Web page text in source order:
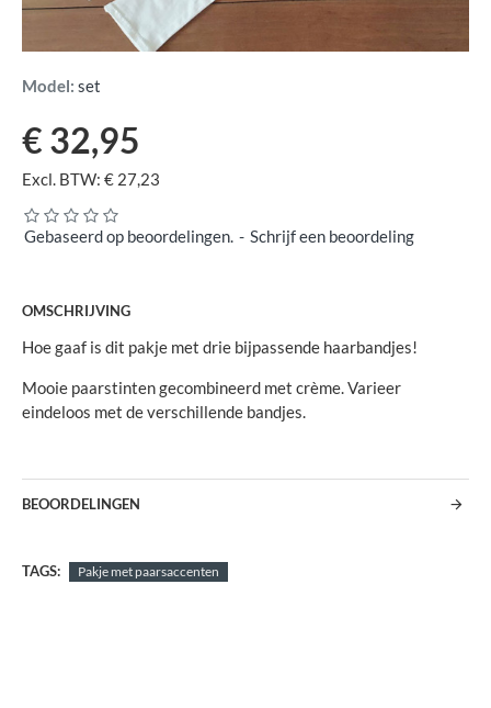
Model: set
Gebaseerd op beoordelingen. - Schrijf een beoordeling
€ 32,95
Excl. BTW: € 27,23
OMSCHRIJVING
Hoe gaaf is dit pakje met drie bijpassende haarbandjes!
Mooie paarstinten gecombineerd met crème. Varieer
eindeloos met de verschillende bandjes.
BEOORDELINGEN
TAGS: Pakje met paarsaccenten